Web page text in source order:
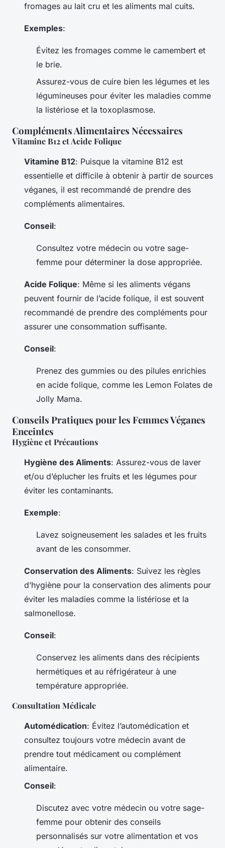
fromages au lait cru et les aliments mal cuits.
Exemples:
Évitez les fromages comme le camembert et
le brie.
Assurez-vous de cuire bien les légumes et les
légumineuses pour éviter les maladies comme
la listériose et la toxoplasmose.
Compléments Alimentaires Nécessaires
Vitamine B12 et Acide Folique
Vitamine B12: Puisque la vitamine B12 est
essentielle et difficile à obtenir à partir de sources
véganes, il est recommandé de prendre des
compléments alimentaires.
Conseil:
Consultez votre médecin ou votre sage-
femme pour déterminer la dose appropriée.
Acide Folique: Même si les aliments végans
peuvent fournir de l’acide folique, il est souvent
recommandé de prendre des compléments pour
assurer une consommation suffisante.
Conseil:
Prenez des gummies ou des pilules enrichies
en acide folique, comme les Lemon Folates de
Jolly Mama.
Conseils Pratiques pour les Femmes Véganes
Enceintes
Hygiène et Précautions
Hygiène des Aliments: Assurez-vous de laver
et/ou d’éplucher les fruits et les légumes pour
éviter les contaminants.
Exemple:
Lavez soigneusement les salades et les fruits
avant de les consommer.
Conservation des Aliments: Suivez les règles
d’hygiène pour la conservation des aliments pour
éviter les maladies comme la listériose et la
salmonellose.
Conseil:
Conservez les aliments dans des récipients
hermétiques et au réfrigérateur à une
température appropriée.
Consultation Médicale
Automédication: Évitez l’automédication et
consultez toujours votre médecin avant de
prendre tout médicament ou complément
alimentaire.
Conseil:
Discutez avec votre médecin ou votre sage-
femme pour obtenir des conseils
personnalisés sur votre alimentation et vos